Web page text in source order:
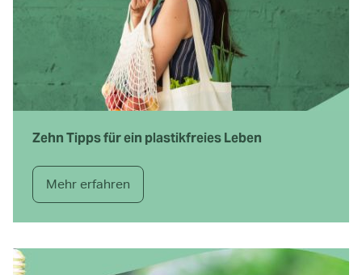
Zehn Tipps für ein plastikfreies Leben
Mehr erfahren